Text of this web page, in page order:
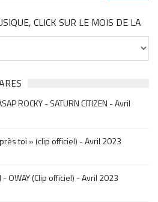
CLICK SUR LE MOIS DE LA
ROCKY - SATURN CITIZEN - Avril
toi » (clip officiel) - Avril 2023
- OWAY (Clip officiel) - Avril 2023